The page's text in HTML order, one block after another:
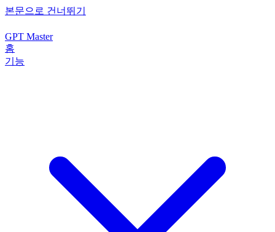
본문으로 건너뛰기
GPT Master
홈
기능